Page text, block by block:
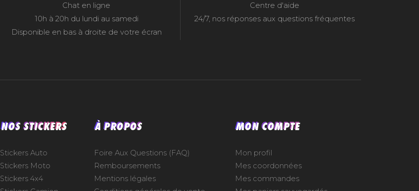
Chat en ligne
10h à 20h du lundi au samedi
Disponible en bas à droite de votre écran
Centre d'aide
24/7, nos réponses aux questions fréquentes
NOS STICKERS
Stickers Auto
Stickers Moto
Stickers 4x4
À PROPOS
Foire Aux Questions (FAQ)
Remboursements
Mentions légales
MON COMPTE
Mon profil
Mes coordonnées
Mes commandes